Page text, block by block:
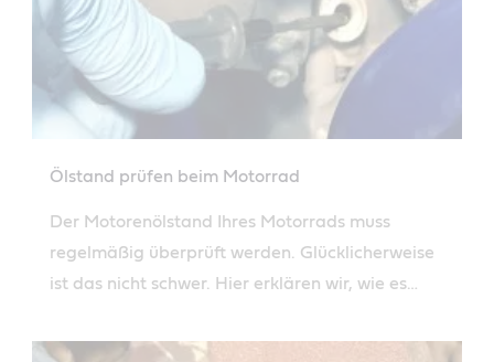
Ölstand prüfen beim Motorrad
Der Motorenölstand Ihres Motorrads muss
regelmäßig überprüft werden. Glücklicherweise
ist das nicht schwer. Hier erklären wir, wie es